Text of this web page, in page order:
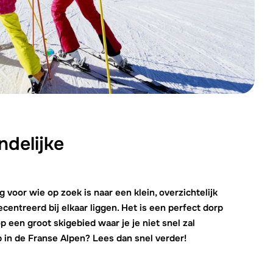
Morgen
wie op zoek is naar een klein, overzichtelijk
bij elkaar liggen. Het is een perfect dorp
een groot skigebied waar je je niet snel zal
de Franse Alpen? Lees dan snel verder!